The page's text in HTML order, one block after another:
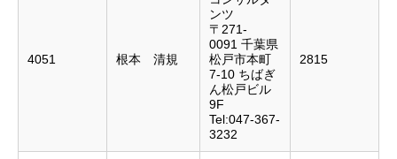
4051 根本 清規
ンツ
〒271-
0091 千葉県
松戸市本町
7-10 ちばぎ
ん松戸ビル
9F
Tel:047-367-
3232
2815